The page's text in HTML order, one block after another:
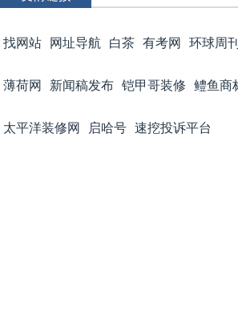
找网站 网址导航 白茶 有考网 环球周
薄荷网 新闻稿发布 铠甲哥装修 鳢鱼商
太平洋装修网 启哈号 速挖投诉平台